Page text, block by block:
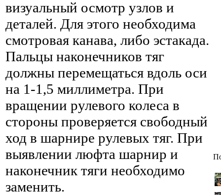
визуальный осмотр узлов и
деталей. Для этого необходима
смотровая канава, либо эстакада.
Пальцы наконечников тяг
должны перемещаться вдоль оси
на 1-1,5 миллиметра. При
вращении рулевого колеса в
стороны проверяется свободный
ход в шарнире рулевых тяг. При
выявлении люфта шарнир и
наконечник тяги необходимо
заменить.